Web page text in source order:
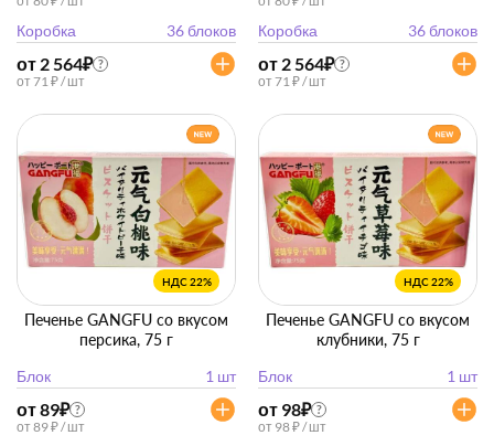
Коробка 36 блоков
от 2 564₽ ?
от 71 ₽ / шт
Коробка 36 блоков
от 2 564₽ ?
от 71 ₽ / шт
НДС 22%
Печенье GANGFU со вкусом
персика, 75 г
Блок
1 шт
от 89₽ ?
от 89 ₽ / шт
НДС 22%
Печенье GANGFU со вкусом
клубники, 75 г
Блок
1 шт
от 98₽ ?
от 98 ₽ / шт